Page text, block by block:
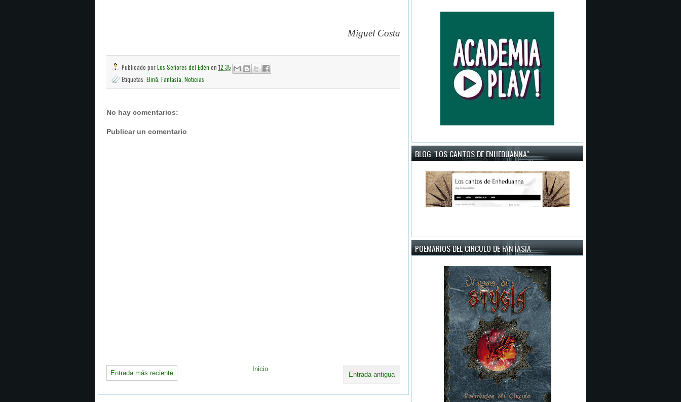
Miguel Costa
Publicado porLos Señores del Edén en 12:35
Etiquetas: Elinâ Fantasía Noticias
No hay comentarios:
Publicar un comentario
Entrada más reciente Entrada antigua
Inicio
BLOG "LOS CANTOS DE ENHEDUANNA"
POEMARIOS DEL CÍRCULO DE FANTASÍA